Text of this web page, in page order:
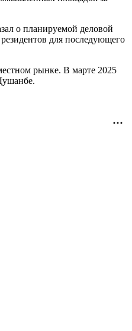
о планируемой деловой
для последующего
рынке. В марте 2025